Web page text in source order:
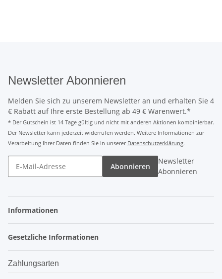
Newsletter Abonnieren
Melden Sie sich zu unserem Newsletter an und erhalten Sie 4
€ Rabatt auf Ihre erste Bestellung ab 49 € Warenwert.*
* Der Gutschein ist 14 Tage gültig und nicht mit anderen Aktionen kombinierbar.
Der Newsletter kann jederzeit widerrufen werden. Weitere Informationen zur
Verarbeitung Ihrer Daten finden Sie in unserer Datenschutzerklärung.
Abonnieren
Newsletter
Abonnieren
Informationen
Gesetzliche Informationen
Zahlungsarten